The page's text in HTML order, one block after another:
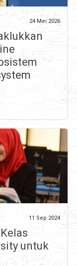
24 Mei 2026
11 Sep 2024
untuk